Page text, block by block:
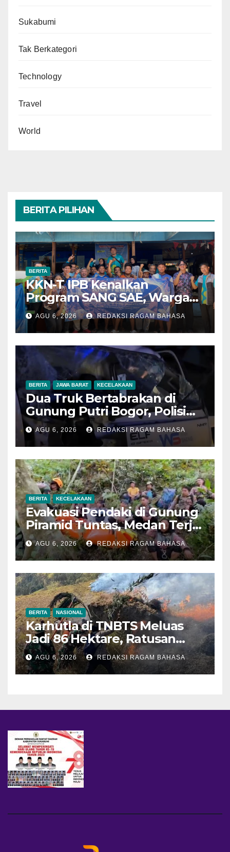
Sukabumi
Tak Berkategori
Technology
Travel
World
BERITA PILIHAN
BERITA
KKN-T IPB Kenalkan
Program SANG SAE, Warga
Desa Sangrawayang Diajak
Ubah Sampah Jadi Bernilai
Ekonomi
AGU 6, 2026 REDAKSI RAGAM BAHASA
BERITA JAWA BARAT KECELAKAAN
Dua Truk Bertabrakan di
Gunung Putri Bogor, Polisi
Imbau Pengemudi
Tingkatkan Kewaspadaan
AGU 6, 2026 REDAKSI RAGAM BAHASA
BERITA KECELAKAAN
Evakuasi Pendaki di Gunung
Piramid Tuntas, Medan Terjal
Jadi Tantangan Utama
AGU 6, 2026 REDAKSI RAGAM BAHASA
BERITA NASIONAL
Karhutla di TNBTS Meluas
Jadi 86 Hektare, Ratusan
Personel Berjibaku Cegah
Api Merembet
AGU 6, 2026 REDAKSI RAGAM BAHASA